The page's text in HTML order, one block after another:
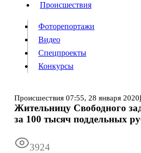
Происшествия
Видео
Конкурсы
Подписка Реклама Все
Происшествия
Фоторепортажи
Видео
Спецпроекты
Конкурсы
Происшествия 07:55, 28 января 2020
Жительницу Свободного
за 100 тысяч поддельных
3924